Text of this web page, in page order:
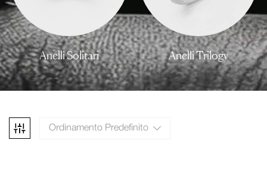
Anelli Solitari Anelli Trilogy
Ordinamento Predefinito